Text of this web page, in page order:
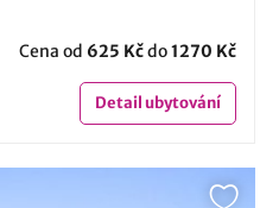
Cena od 625 Kčdo1270 Kč
Detailubytování